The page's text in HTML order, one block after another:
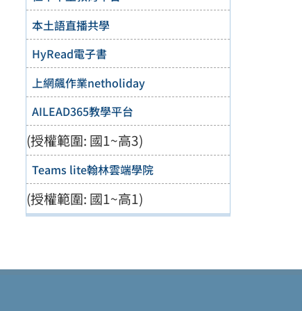
本土語直播共學
HyRead電子書
上網飆作業netholiday
AILEAD365教學平台
(授權範圍: 國1~高3)
Teams lite翰林雲端學院
(授權範圍: 國1~高1)